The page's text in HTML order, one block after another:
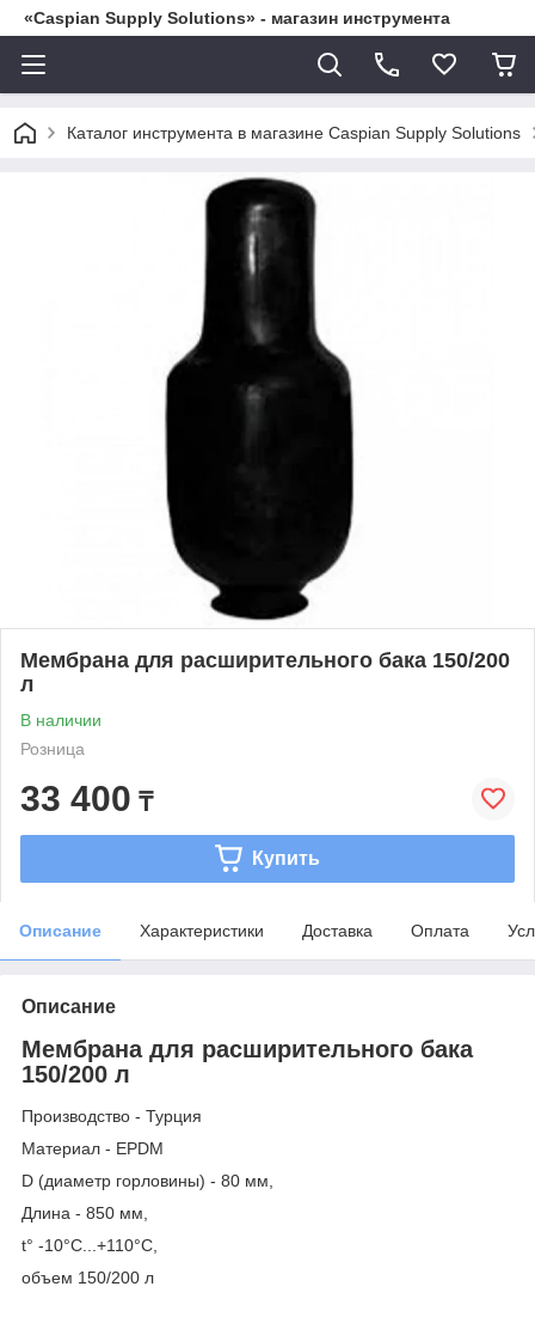
«Caspian Supply Solutions» - магазин инструмента
Каталог инструмента в магазине Caspian Supply Solutions
Мембрана для расширительного бака 150/200
л
В наличии
Розница
33 400 ₸
Купить
Описание Характеристики Доставка Оплата
Описание
Мембрана для расширительного бака
150/200 л
Производство - Турция
Материал - EPDM
D (диаметр горловины) - 80 мм,
Длина - 850 мм,
t° -10°C...+110°C,
объем 150/200 л